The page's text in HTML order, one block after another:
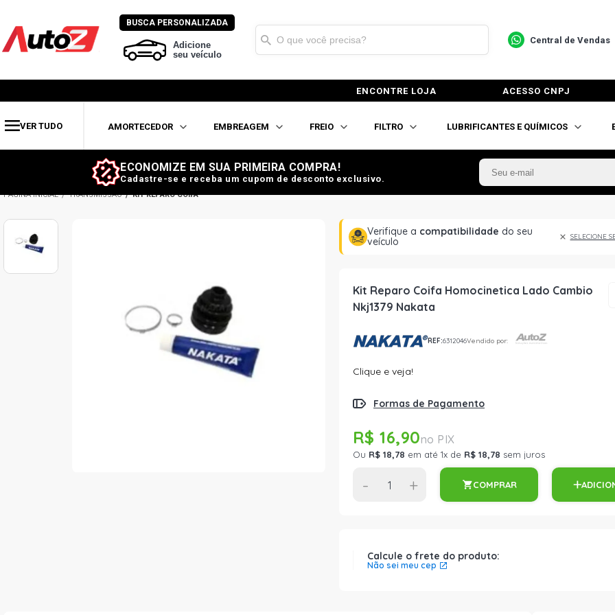
BUSCA PERSONALIZADA
Adicione
seu veículo
Central de Vendas
ENCONTRE LOJA ACESSO CNPJ
VER TUDO AMORTECEDOR EMBREAGEM FREIO FILTRO LUBRIFICANTES E QUÍMICOS
ECONOMIZE EM SUA PRIMEIRA COMPRA!
Cadastre-se e receba um cupom de desconto exclusivo.
TRANSMISSÃO KIT REPARO COIFA
Verifique a compatibilidade do seu
veículo
SELECIONE
Kit Reparo Coifa Homocinetica Lado Cambio
Nkj1379 Nakata
REF:6312046Vendido por:
Clique e veja!
Formas de Pagamento
R$ 16,90
Ou R$ 18,78 em até 1x de R$ 18,78 sem juros
- + COMPRAR
Calcule o frete do produto:
Não sei meu cep